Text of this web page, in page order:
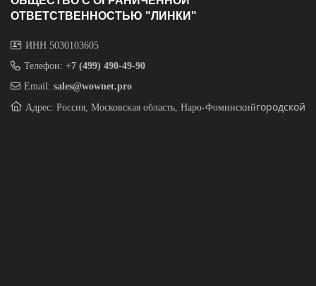
ОТВЕТСТВЕННОСТЬЮ "ЛИНКИ"
ИНН 5030103605
Телефон: +7 (499) 490-49-90
Email: sales@wownet.pro
Адрес: Россия, Московская область, Наро-Фоминскийгородской